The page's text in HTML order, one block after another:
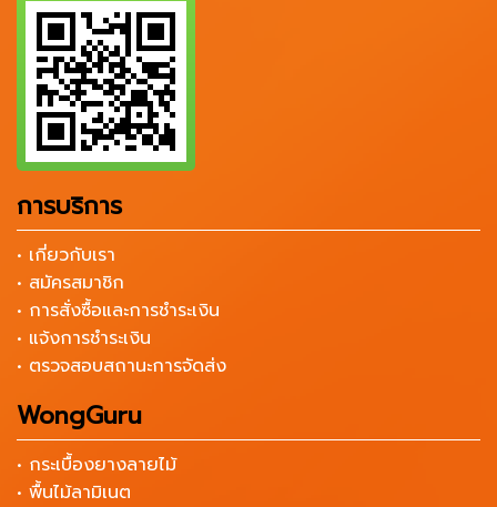
การบริการ
• เกี่ยวกับเรา
• สมัครสมาชิก
• การสั่งซื้อและการชำระเงิน
• แจ้งการชำระเงิน
• ตรวจสอบสถานะการจัดส่ง
WongGuru
• กระเบื้องยางลายไม้
• พื้นไม้ลามิเนต